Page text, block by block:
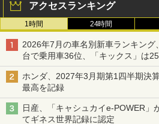
アクセスランキング
1時間 24時間
2026年7月の車名別新車ランキング
台で乗用車36位、「キックス」は
ホンダ、2027年3月期第1四半期決
最高を記録
日産、「キャシュカイe-POWER」
てギネス世界記録に認定